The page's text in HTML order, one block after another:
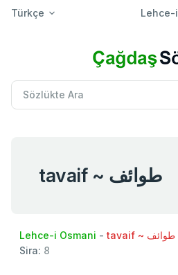
Türkçe Lehce-i
tavaif ~ طوائف
Lehce-i Osmani - tavaif ~ طوائف
Sira: 8